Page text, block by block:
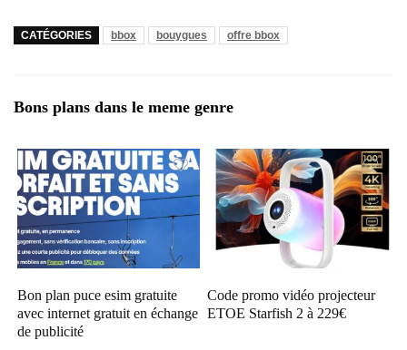
CATÉGORIES bbox bouygues offre bbox
Bons plans dans le meme genre
Bon plan puce esim gratuite
avec internet gratuit en échange
de publicité
Code promo vidéo projecteur
ETOE Starfish 2 à 229€